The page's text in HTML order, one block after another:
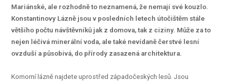
Mariánské, ale rozhodně to neznamená, že nemají své kouzlo.
Konstantinovy Lázně jsou v posledních letech útočištěm stále
většího počtu návštěvníků jak z domova, tak z ciziny. Může za to
nejen léčivá minerální voda, ale také nevídaně čerstvé lesní
ovzduší a působivá, do přírody zasazená architektura.
Komorní lázně najdete uprostřed západočeských lesů. Jsou